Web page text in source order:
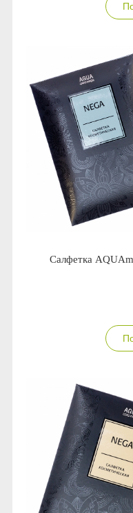
Салфетка